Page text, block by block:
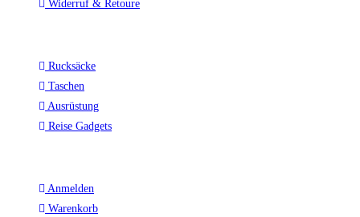
Widerruf & Retoure
Rucksäcke
Taschen
Ausrüstung
Reise Gadgets
Anmelden
Warenkorb